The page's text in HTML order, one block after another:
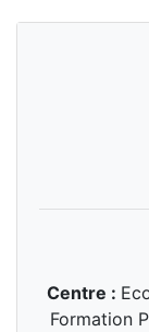
Centre :
Formation